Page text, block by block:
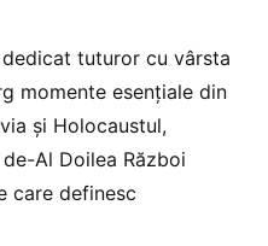
dedicat tuturor cu vârsta
momente esențiale din
și Holocaustul,
Al Doilea Război
care definesc